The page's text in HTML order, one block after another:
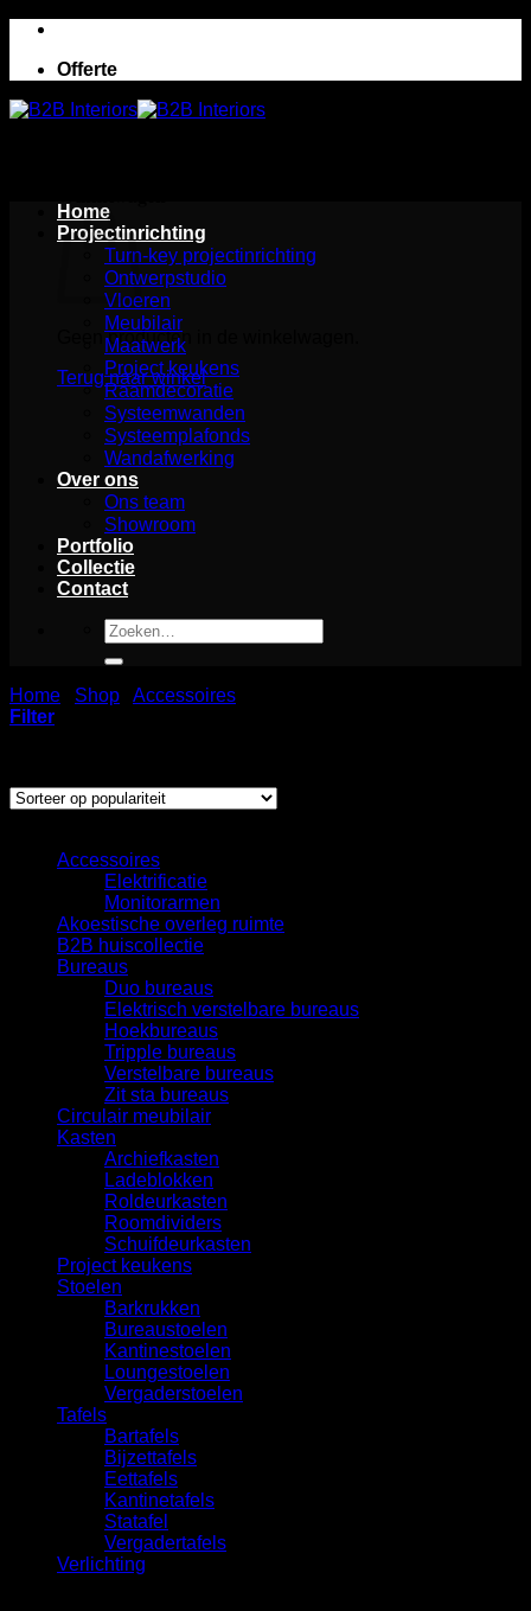
inhoudOfferte
Geen producten in de winkelwagen.
Terug naar winkel
Home
Projectinrichting
Turn-key projectinrichting
Ontwerpstudio
Vloeren
Meubilair
Maatwerk
Project keukens
Raamdecoratie
Systeemwanden
Systeemplafonds
Wandafwerking
Over ons
Ons team
Showroom
Portfolio
Collectie
Contact
Zoeken
naar:
Home Shop Accessoires
Filter
Accessoires
Elektrificatie
Monitorarmen
Akoestische overleg ruimte
B2B huiscollectie
Bureaus
Duo bureaus
Elektrisch verstelbare bureaus
Hoekbureaus
Tripple bureaus
Verstelbare bureaus
Zit sta bureaus
Circulair meubilair
Kasten
Archiefkasten
Ladeblokken
Roldeurkasten
Roomdividers
Schuifdeurkasten
Project keukens
Stoelen
Barkrukken
Bureaustoelen
Kantinestoelen
Loungestoelen
Vergaderstoelen
Tafels
Bartafels
Bijzettafels
Eettafels
Kantinetafels
Statafel
Vergadertafels
Verlichting